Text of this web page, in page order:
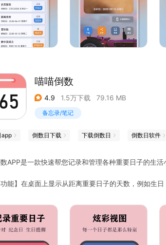
景】
记录恋爱纪念日
标记宝宝成长里程碑
人规划项目周期
规划未来，还是珍藏回忆，mDays都将成为您最贴心
记！
喵喵倒数
4.9 1.5万下载 79.16 MB
备忘录/笔记
app 倒数日下载 下载倒数日 倒数日软件
APP是一款快速帮您记录和管理各种重要日子的生活
功能】在桌面上显示从距离重要日子的天数，例如生
具】生命时光，每日一句，小组件，壁纸，头像。